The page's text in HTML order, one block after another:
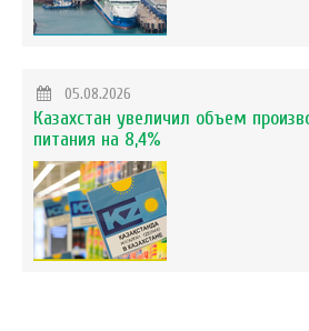
05.08.2026
Казахстан увеличил объем
питания на 8,4%